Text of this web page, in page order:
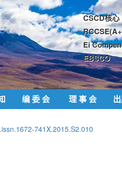
CSCD核心
Ei
EBSCO
编 委 会 理 事 会
741X.2015.S2.010